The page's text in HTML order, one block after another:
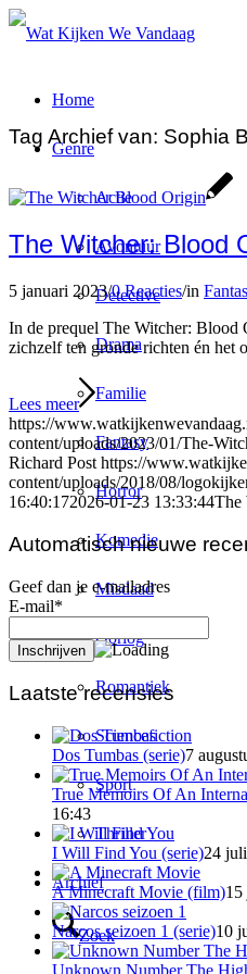
Home
Genre
Actie
Avontuur
Detective
Drama
Familie
Fantasy
Horror
Komedie
Misdaad
Oorlog
Romantiek
Sciencefiction
Sport
Thriller
Archief
Zoek
Tag Archief van: Sophia
The Witcher: Blood
5 januari 2023/0 Reacties/in
In de prequel The Witcher: Blood
zichzelf ten gronde richten én het
Lees meer
https://
content/uploads/2023/01/The-
Richard Post https://
content/uploads/2018/08/
16:40:172026-01-23 13:33:44The
Automatisch nieuwe
Geef dan je e-mailadres
E-mail*
Laatste recensies
Dos Tumbas (serie)7
True Memoirs Of An
16:43
I Will Find You (serie)24
A Minecraft Movie (film)15
Narcos seizoen 1 (serie)10